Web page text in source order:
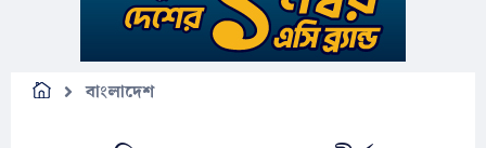
বাংলাদেশ